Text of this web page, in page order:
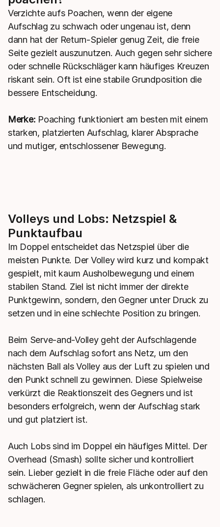
Verzichte aufs Poachen, wenn der eigene
Aufschlag zu schwach oder ungenau ist, denn
dann hat der Return-Spieler genug Zeit, die freie
Seite gezielt auszunutzen. Auch gegen sehr sichere
oder schnelle Rückschläger kann häufiges Kreuzen
riskant sein. Oft ist eine stabile Grundposition die
bessere Entscheidung.
Merke: Poaching funktioniert am besten mit einem
starken, platzierten Aufschlag, klarer Absprache
und mutiger, entschlossener Bewegung.
Volleys und Lobs: Netzspiel &
Punktaufbau
Im Doppel entscheidet das Netzspiel über die
meisten Punkte. Der Volley wird kurz und kompakt
gespielt, mit kaum Ausholbewegung und einem
stabilen Stand. Ziel ist nicht immer der direkte
Punktgewinn, sondern, den Gegner unter Druck zu
setzen und in eine schlechte Position zu bringen.
Beim Serve-and-Volley geht der Aufschlagende
nach dem Aufschlag sofort ans Netz, um den
nächsten Ball als Volley aus der Luft zu spielen und
den Punkt schnell zu gewinnen. Diese Spielweise
verkürzt die Reaktionszeit des Gegners und ist
besonders erfolgreich, wenn der Aufschlag stark
und gut platziert ist.
Auch Lobs sind im Doppel ein häufiges Mittel. Der
Overhead (Smash) sollte sicher und kontrolliert
sein. Lieber gezielt in die freie Fläche oder auf den
schwächeren Gegner spielen, als unkontrolliert zu
schlagen.